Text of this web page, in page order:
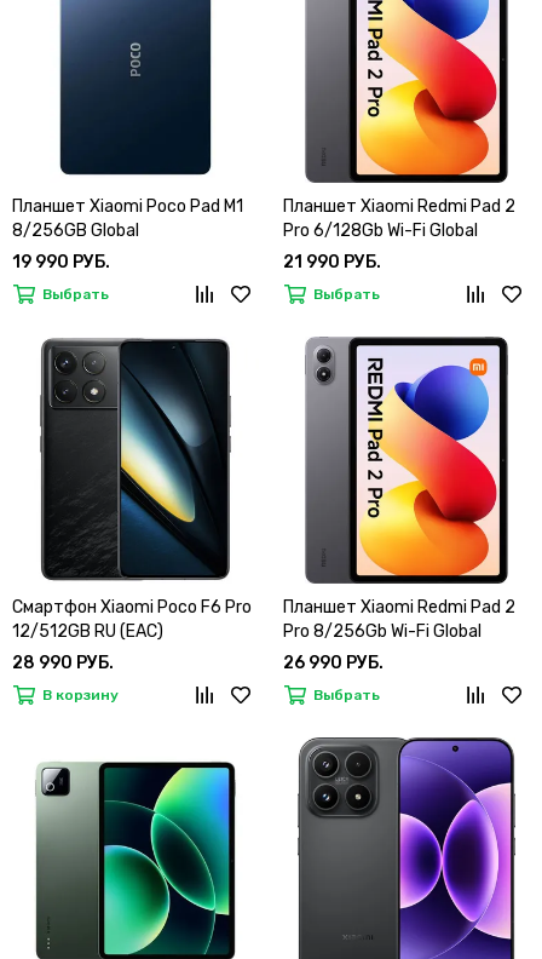
Планшет Xiaomi Poco Pad M1
8/256GB Global
19 990 РУБ.
Выбрать
Планшет Xiaomi Redmi Pad 2
Pro 6/128Gb Wi-Fi Global
21 990 РУБ.
Выбрать
Смартфон Xiaomi Poco F6 Pro
12/512GB RU (EAC)
28 990 РУБ.
В корзину
Планшет Xiaomi Redmi Pad 2
Pro 8/256Gb Wi-Fi Global
26 990 РУБ.
Выбрать